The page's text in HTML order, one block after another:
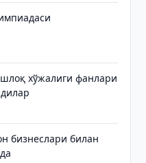
хўжалиги фанлари
бизнеслари билан